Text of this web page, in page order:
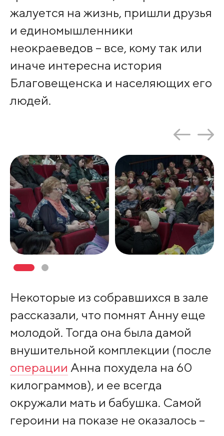
жалуется на жизнь, пришли друзья
и единомышленники
неокраеведов – все, кому так или
иначе интересна история
Благовещенска и населяющих его
людей.
Некоторые из собравшихся в зале
рассказали, что помнят Анну еще
молодой. Тогда она была дамой
внушительной комплекции (после
операции Анна похудела на 60
килограммов), и ее всегда
окружали мать и бабушка. Самой
героини на показе не оказалось –